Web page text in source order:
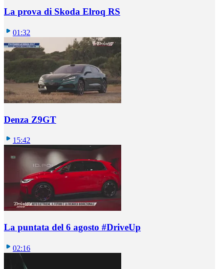
La prova di Skoda Elroq RS
01:32
Denza Z9GT
15:42
La puntata del 6 agosto #DriveUp
02:16